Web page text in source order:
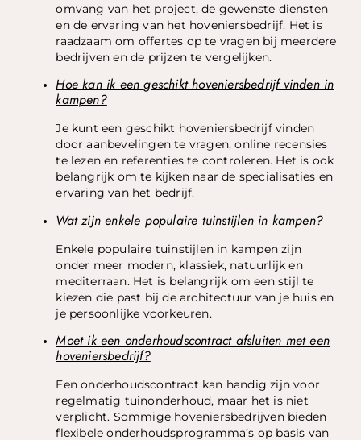
omvang van het project, de gewenste diensten
en de ervaring van het hoveniersbedrijf. Het is
raadzaam om offertes op te vragen bij meerdere
bedrijven en de prijzen te vergelijken.
Hoe kan ik een geschikt hoveniersbedrijf vinden in
kampen?
Je kunt een geschikt hoveniersbedrijf vinden
door aanbevelingen te vragen, online recensies
te lezen en referenties te controleren. Het is ook
belangrijk om te kijken naar de specialisaties en
ervaring van het bedrijf.
Wat zijn enkele populaire tuinstijlen in kampen?
Enkele populaire tuinstijlen in kampen zijn
onder meer modern, klassiek, natuurlijk en
mediterraan. Het is belangrijk om een stijl te
kiezen die past bij de architectuur van je huis en
je persoonlijke voorkeuren.
Moet ik een onderhoudscontract afsluiten met een
hoveniersbedrijf?
Een onderhoudscontract kan handig zijn voor
regelmatig tuinonderhoud, maar het is niet
verplicht. Sommige hoveniersbedrijven bieden
flexibele onderhoudsprogramma’s op basis van